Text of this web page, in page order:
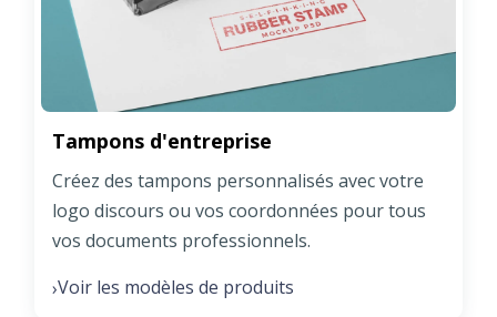
Tampons d'entreprise
Créez des tampons personnalisés avec votre
logo discours ou vos coordonnées pour tous
vos documents professionnels.
›Voir les modèles de produits